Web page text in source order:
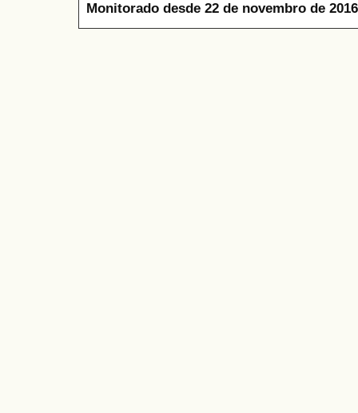
Monitorado desde 22 de novembro de